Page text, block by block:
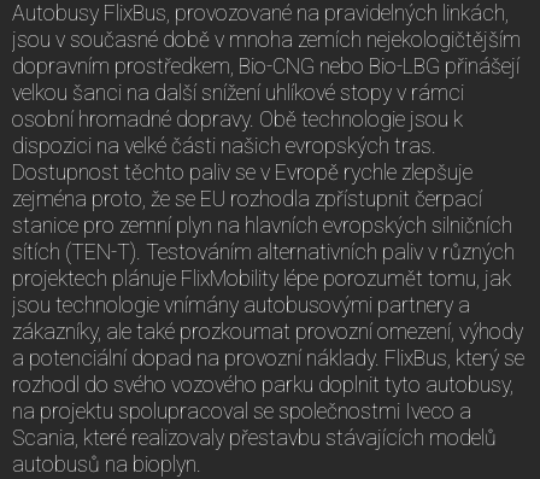
Autobusy FlixBus, provozované na pravidelných linkách,
jsou v současné době v mnoha zemích nejekologičtějším
dopravním prostředkem, Bio-CNG nebo Bio-LBG přinášejí
velkou šanci na další snížení uhlíkové stopy v rámci
osobní hromadné dopravy. Obě technologie jsou k
dispozici na velké části našich evropských tras.
Dostupnost těchto paliv se v Evropě rychle zlepšuje
zejména proto, že se EU rozhodla zpřístupnit čerpací
stanice pro zemní plyn na hlavních evropských silničních
sítích (TEN-T). Testováním alternativních paliv v různých
projektech plánuje FlixMobility lépe porozumět tomu, jak
jsou technologie vnímány autobusovými partnery a
zákazníky, ale také prozkoumat provozní omezení, výhody
a potenciální dopad na provozní náklady. FlixBus, který se
rozhodl do svého vozového parku doplnit tyto autobusy,
na projektu spolupracoval se společnostmi Iveco a
Scania, které realizovaly přestavbu stávajících modelů
autobusů na bioplyn.